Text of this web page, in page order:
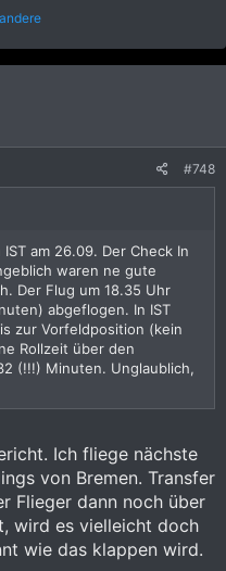
#748
am 26.09. Der Check In
waren ne gute
Der Flug um 18.35 Uhr
abgeflogen. In IST
zur Vorfeldposition (kein
Rollzeit über den
(!!!) Minuten. Unglaublich,
Ich fliege nächste
von Bremen. Transfer
Flieger dann noch über
wird es vielleicht doch
wie das klappen wird.